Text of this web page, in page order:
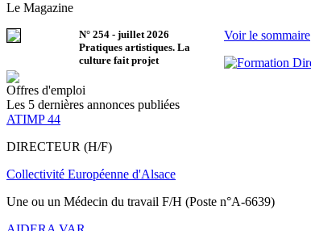
Le Magazine
N° 254 - juillet 2026
Pratiques artistiques. La
culture fait projet
Voir le sommaire
Offres d'emploi
Les 5 dernières annonces publiées
ATIMP 44
DIRECTEUR (H/F)
Collectivité Européenne d'Alsace
Une ou un Médecin du travail F/H (Poste n°A-6639)